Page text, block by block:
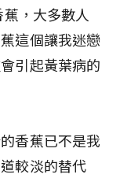
，大多數人
這個讓我迷戀
引起黃葉病的
香蕉已不是我
較淡的替代